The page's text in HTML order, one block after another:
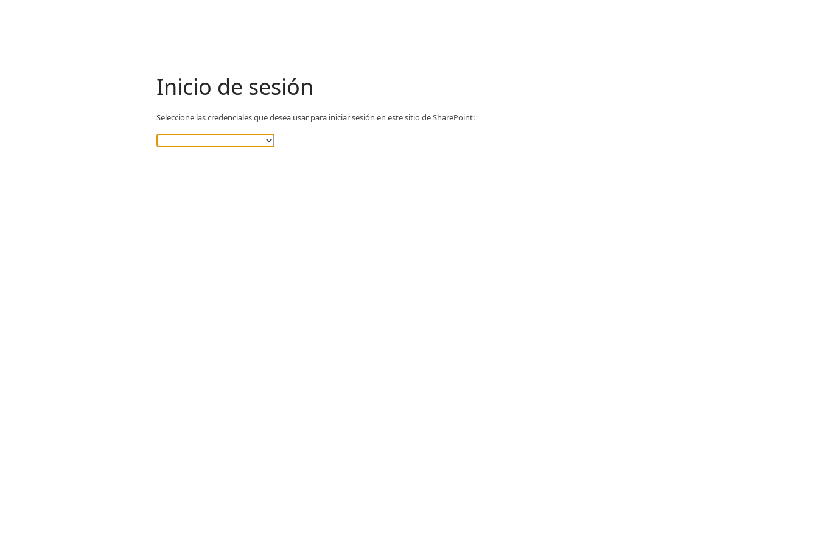
Inicio de sesión
Seleccione las credenciales que desea usar para iniciar sesión en este sitio de SharePoint: